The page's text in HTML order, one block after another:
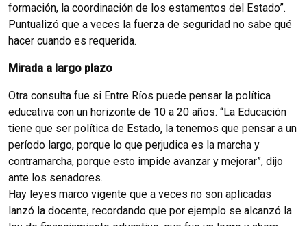
formación, la coordinación de los estamentos del Estado”.
Puntualizó que a veces la fuerza de seguridad no sabe qué
hacer cuando es requerida.
Mirada a largo plazo
Otra consulta fue si Entre Ríos puede pensar la política
educativa con un horizonte de 10 a 20 años. “La Educación
tiene que ser política de Estado, la tenemos que pensar a un
período largo, porque lo que perjudica es la marcha y
contramarcha, porque esto impide avanzar y mejorar”, dijo
ante los senadores.
Hay leyes marco vigente que a veces no son aplicadas
lanzó la docente, recordando que por ejemplo se alcanzó la